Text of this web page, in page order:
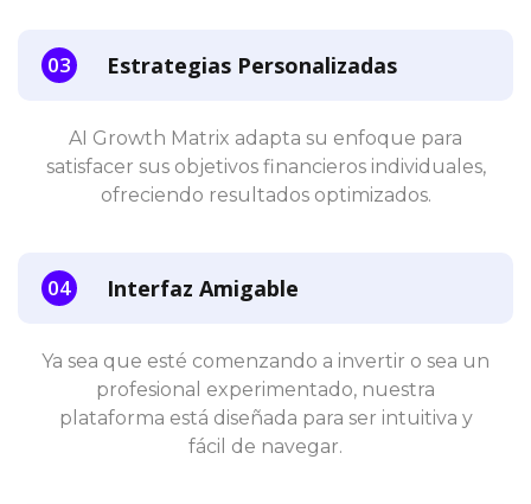
Estrategias Personalizadas
AI Growth Matrix adapta su enfoque para
satisfacer sus objetivos financieros individuales,
ofreciendo resultados optimizados.
Interfaz Amigable
Ya sea que esté comenzando a invertir o sea un
profesional experimentado, nuestra
plataforma está diseñada para ser intuitiva y
fácil de navegar.